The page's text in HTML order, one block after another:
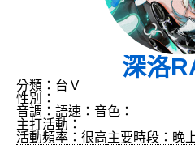
深洛
分類：台Ｖ
性別：
音調： 語速： 音色：
主打活動：
活動頻率：很高主要時段：晚